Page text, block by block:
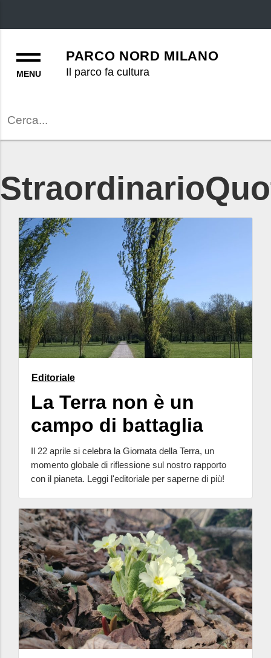
PARCO NORD MILANO
Il parco fa cultura
Editoriale
La Terra non è un
campo di battaglia
Il 22 aprile si celebra la Giornata della Terra, un
momento globale di riflessione sul nostro rapporto
con il pianeta. Leggi l'editoriale per saperne di più!